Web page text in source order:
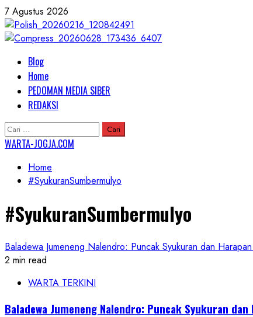
Skip
to
content
7 Agustus 2026
Primary
Menu
Blog
Home
PEDOMAN MEDIA SIBER
REDAKSI
Cari
untuk:
WARTA-JOGJA.COM
Home
#SyukuranSumbermulyo
#SyukuranSumbermulyo
Baladewa Jumeneng Nalendro: Puncak Syukuran dan
2 min read
WARTA TERKINI
Baladewa Jumeneng Nalendro: Puncak Syukuran